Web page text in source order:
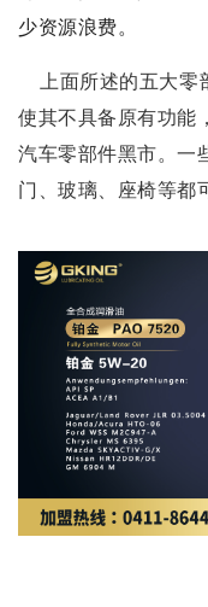
少资源浪费。
上面所述的五大零
使其不具备原有功能
汽车零部件黑市。一
门、玻璃、座椅等都